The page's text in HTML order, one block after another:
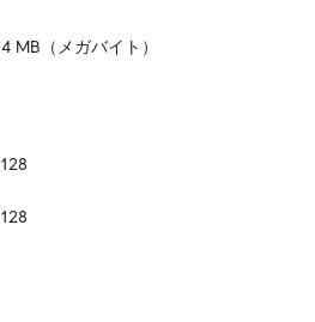
4 MB（メガバイト）
128
128